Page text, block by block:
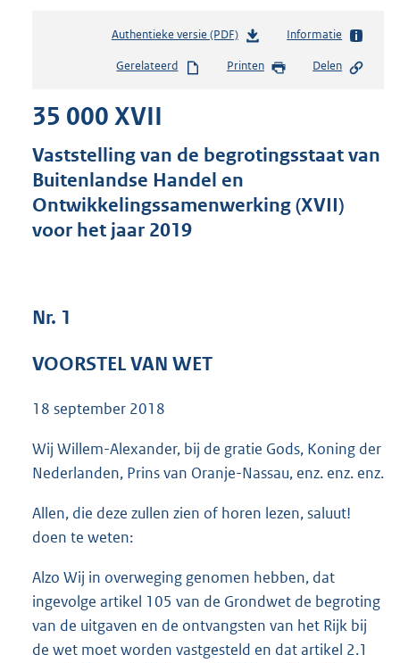
Authentieke versie (PDF)b
s
s
g
r
Informatie
Gerelateerd Printen Delen
35 000 XVII
Vaststelling van de begrotingsstaat van
Buitenlandse Handel en
Ontwikkelingssamenwerking (XVII)
voor het jaar 2019
Nr. 1
VOORSTEL VAN WET
18 september 2018
Wij Willem-Alexander, bij de gratie Gods, Koning der
Nederlanden, Prins van Oranje-Nassau, enz. enz. enz.
Allen, die deze zullen zien of horen lezen, saluut!
doen te weten:
Alzo Wij in overweging genomen hebben, dat
ingevolge artikel 105 van de Grondwet de begroting
van de uitgaven en de ontvangsten van het Rijk bij
de wet moet worden vastgesteld en dat artikel 2.1